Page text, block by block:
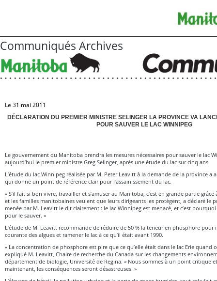
Communiqués Archives
Le 31 mai 2011
DÉCLARATION DU PREMIER MINISTRE SELINGER LA PROVINCE VA
POUR SAUVER LE LAC WINNIPEG
Le gouvernement du Manitoba prendra les mesures nécessaires pour sauver le lac
aujourd’hui le premier ministre Greg Selinger, après une étude du lac sur cinq ans.
L’étude du lac Winnipeg réalisée par M. Peter Leavitt à la demande de la province
qui donne un point de référence clair pour l’assainissement du lac.
« S’il fait si bon vivre, travailler et s’amuser au Manitoba, c’est en grande partie
et les familles manitobaines veulent que leurs dirigeants les protègent, a déclaré le
menée par M. Leavitt le dit clairement : le lac Winnipeg est menacé, et c’est
pour le sauver. »
L’étude de M. Leavitt recommande de réduire de 50 % la teneur en phosphore
courante des algues et ramener le lac à ce qu’il était avant 1990.
« La concentration de phosphore est pire que ce qu’elle était dans le lac Erie quand
expliqué M. Leavitt, Chaire de recherche du Canada sur les changements
département de biologie, Université de Regina. « Nous sommes à un point critique
maintenant, les conséquences seront désastreuses. »